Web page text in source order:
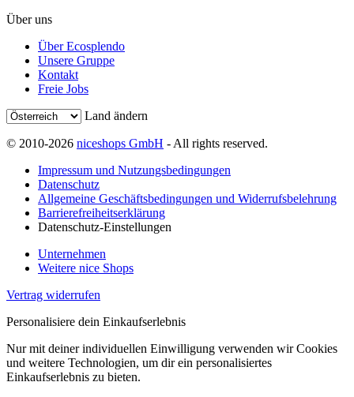
Über uns
Über Ecosplendo
Unsere Gruppe
Kontakt
Freie Jobs
Land ändern
© 2010-2026 niceshops GmbH - All rights reserved.
Impressum und Nutzungsbedingungen
Datenschutz
Allgemeine Geschäftsbedingungen und Widerrufsbelehrung
Barrierefreiheitserklärung
Datenschutz-Einstellungen
Unternehmen
Weitere nice Shops
Vertrag widerrufen
Personalisiere dein Einkaufserlebnis
Nur mit deiner individuellen Einwilligung verwenden wir Cookies
und weitere Technologien, um dir ein personalisiertes
Einkaufserlebnis zu bieten.